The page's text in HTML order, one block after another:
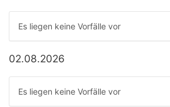
Es liegen keine Vorfälle vor
02.08.2026
Es liegen keine Vorfälle vor